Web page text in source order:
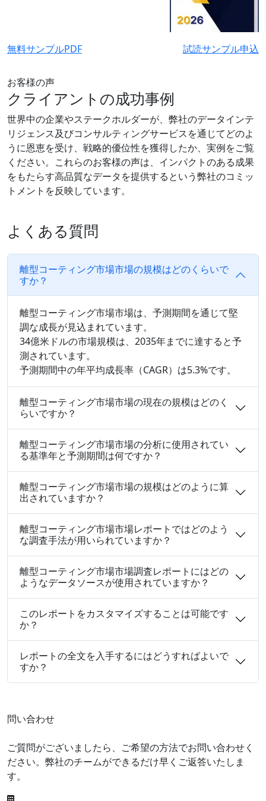
無料サンプルPDF 試読サンプル申込
お客様の声
クライアントの成功事例
世界中の企業やステークホルダーが、弊社のデータインテ
リジェンス及びコンサルティングサービスを通じてどのよ
うに恩恵を受け、戦略的優位性を獲得したか、実例をご覧
ください。これらのお客様の声は、インパクトのある成果
をもたらす高品質なデータを提供するという弊社のコミッ
トメントを反映しています。
よくある質問
離型コーティング市場市場の規模はどのくらいで
すか？
離型コーティング市場市場は、予測期間を通じて堅
調な成長が見込まれています。
34億米ドルの市場規模は、2035年までに達すると予
測されています。
予測期間中の年平均成長率（CAGR）は5.3%です。
離型コーティング市場市場の現在の規模はどのく
らいですか？
離型コーティング市場市場の分析に使用されてい
る基準年と予測期間は何ですか？
離型コーティング市場市場の規模はどのように算
出されていますか？
離型コーティング市場市場レポートではどのよう
な調査手法が用いられていますか？
離型コーティング市場市場調査レポートにはどの
ようなデータソースが使用されていますか？
このレポートをカスタマイズすることは可能です
か？
レポートの全文を入手するにはどうすればよいで
すか？
問い合わせ
ご質問がございましたら、ご希望の方法でお問い合わせく
ださい。弊社のチームができるだけ早くご返答いたしま
す。